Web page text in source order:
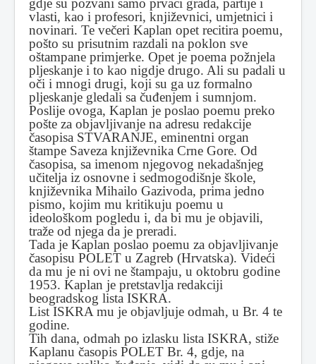
gdje su pozvani samo prvaci grada, partije i
vlasti, kao i profesori, književnici, umjetnici i
novinari. Te večeri Kaplan opet recitira poemu,
pošto su prisutnim razdali na poklon sve
oštampane primjerke. Opet je poema požnjela
pljeskanje i to kao nigdje drugo. Ali su padali u
oči i mnogi drugi, koji su ga uz formalno
pljeskanje gledali sa čuđenjem i sumnjom.
Poslije ovoga, Kaplan je poslao poemu preko
pošte za objavljivanje na adresu redakcije
časopisa STVARANJE, eminentni organ
štampe Saveza književnika Crne Gore. Od
časopisa, sa imenom njegovog nekadašnjeg
učitelja iz osnovne i sedmogodišnje škole,
književnika Mihailo Gazivoda, prima jedno
pismo, kojim mu kritikuju poemu u
ideološkom pogledu i, da bi mu je objavili,
traže od njega da je preradi.
Tada je Kaplan poslao poemu za objavljivanje
časopisu POLET u Zagreb (Hrvatska). Videći
da mu je ni ovi ne štampaju, u oktobru godine
1953. Kaplan je pretstavlja redakciji
beogradskog lista ISKRA.
List ISKRA mu je objavljuje odmah, u Br. 4 te
godine.
Tih dana, odmah po izlasku lista ISKRA, stiže
Kaplanu časopis POLET Br. 4, gdje, na